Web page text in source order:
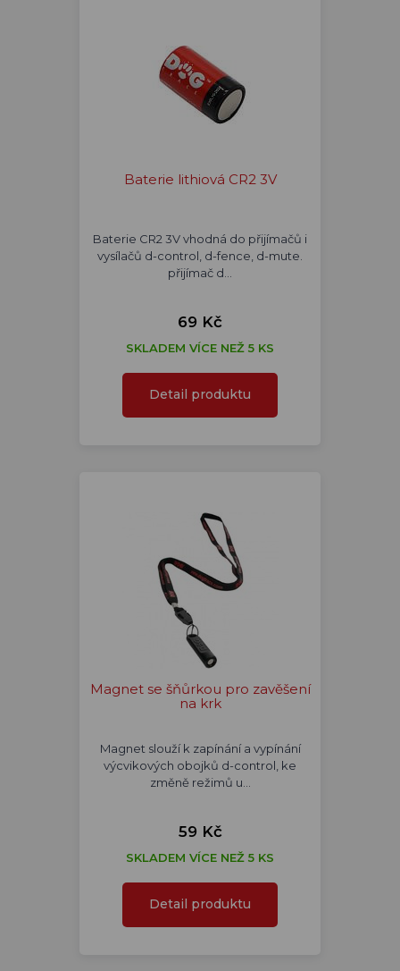
Baterie lithiová CR2 3V
Baterie CR2 3V vhodná do přijímačů i
vysílačů d-control, d-fence, d-mute.
přijímač d…
69 Kč
SKLADEM VÍCE NEŽ 5 KS
Detail produktu
Magnet se šňůrkou pro zavěšení
na krk
Magnet slouží k zapínání a vypínání
výcvikových obojků d-control, ke
změně režimů u…
59 Kč
SKLADEM VÍCE NEŽ 5 KS
Detail produktu